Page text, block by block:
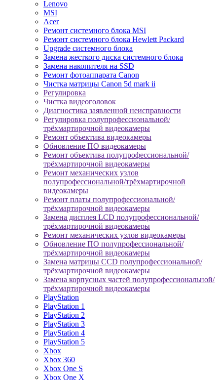
Lenovo
MSI
Acer
Ремонт системного блока MSI
Ремонт системного блока Hewlett Packard
Upgrade системного блока
Замена жесткого диска системного блока
Замена накопителя на SSD
Ремонт фотоаппарата Canon
Чистка матрицы Canon 5d mark ii
Регулировка
Чистка видеоголовок
Диагностика заявленной неисправности
Регулировка полупрофессиональной/
трёхмартирочной видеокамеры
Ремонт объектива видеокамеры
Обновление ПО видеокамеры
Ремонт объектива полупрофессиональной/
трёхмартирочной видеокамеры
Ремонт механических узлов
полупрофессиональной/трёхмартирочной
видеокамеры
Ремонт платы полупрофессиональной/
трёхмартирочной видеокамеры
Замена дисплея LCD полупрофессиональной/
трёхмартирочной видеокамеры
Ремонт механических узлов видеокамеры
Обновление ПО полупрофессиональной/
трёхмартирочной видеокамеры
Замена матрицы CCD полупрофессиональной/
трёхмартирочной видеокамеры
Замена корпусных частей полупрофессиональной/
трёхмартирочной видеокамеры
PlayStation
PlayStation 1
PlayStation 2
PlayStation 3
PlayStation 4
PlayStation 5
Xbox
Xbox 360
Xbox One S
Xbox One X